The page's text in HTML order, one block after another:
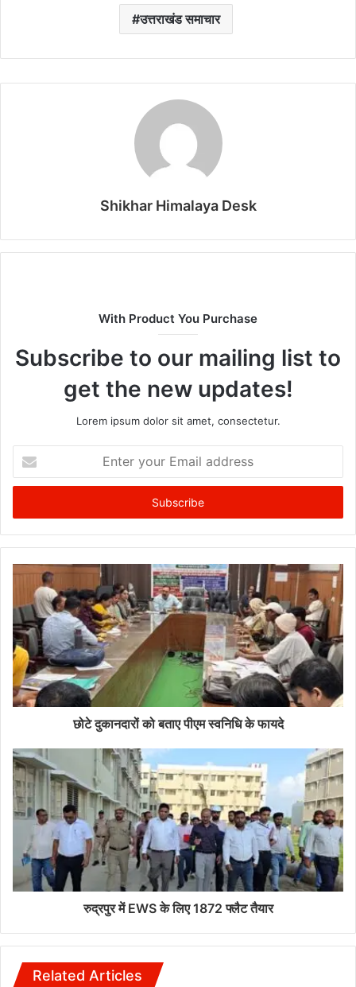
उत्तराखंड समाचार
Shikhar Himalaya Desk
With Product You Purchase
Subscribe to our mailing list to
get the new updates!
Lorem ipsum dolor sit amet, consectetur.
your
Email
छोटे दुकानदारों को बताए पीएम स्वनिधि के फायदे
रुद्रपुर में EWS के लिए 1872 फ्लैट तैयार
Related Articles